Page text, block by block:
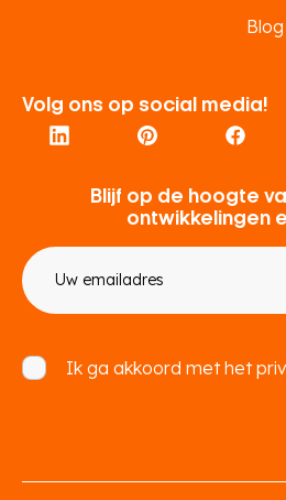
Volg ons op social media!
Blog
Blijf op de hoogte
ontwikkelingen
mailadres
Ik ga akkoord met het